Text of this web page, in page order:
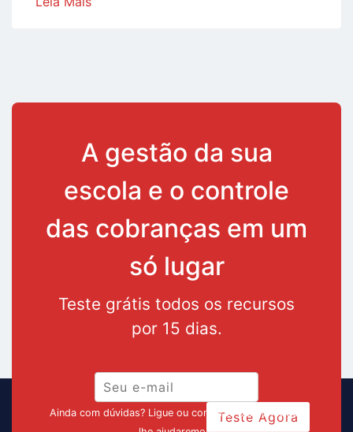
A gestão da sua
escola e o controle
das cobranças em um
só lugar
Teste grátis todos os recursos
por 15 dias.
Teste Agora
Ainda com dúvidas? Ligue ou converse pelo chat que